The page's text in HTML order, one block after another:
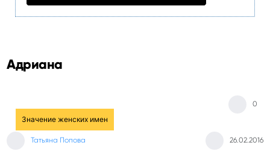
Адриана
Значение женских имен
Татьяна Попова 26.02.2016
0